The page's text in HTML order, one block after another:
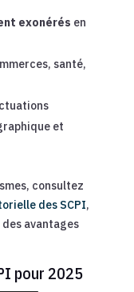
exonérés en
santé,
et
consultez
des SCPI,
avantages
pour 2025